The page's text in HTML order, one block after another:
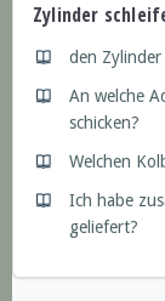
Zylinder
den Zylinder
An welche
schicken?
Welchen
Ich habe
geliefert?